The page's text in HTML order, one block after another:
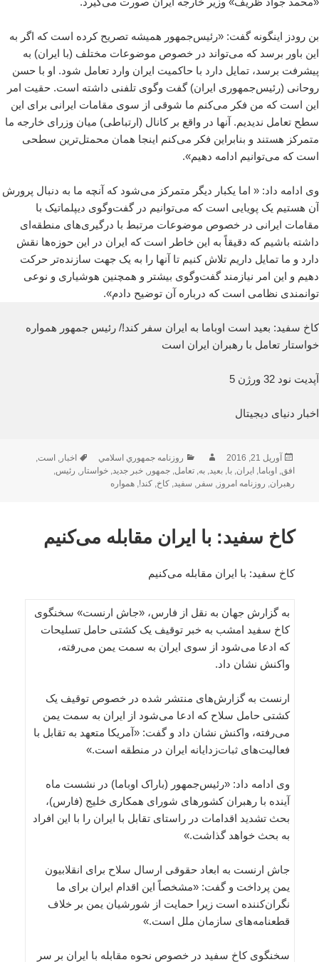
بن رودز اینگونه گفت: «رئیس‌جمهور همیشه تصریح کرده است که اگر به
این باور برسد که می‌تواند در خصوص موضوعات مختلف (با ایران) به
پیشرفت برسد، تمایل دارد با حاکمیت ایران وارد تعامل شود. او با حسن
روحانی (رئیس‌جمهوری ایران) گفت وگوی تلفنی داشته است. حقیت امر
این است که من فکر می‌کنم ما شوقی از سوی مقامات ایرانی برای این
سطح تعامل ندیدیم. آنها در واقع بر کانال (ارتباطی) میان وزرای خارجه ما
متمرکز هستند و بنابراین فکر می‌کنم اینجا همان محمتل‌ترین سطحی‌
است که می‌توانیم ادامه دهیم».
وی ادامه داد: « اما یکبار دیگر متمرکز می‌شود که آنچه ما به دنبال پرورش
آن هستیم یک پویایی است که می‌توانیم در گفت‌وگوی دیپلماتیک با
مقامات ایرانی در خصوص موضوعات مرتبط با درگیری‌های منطقه‌ای
داشته باشیم که دقیقاً به این خاطر است که ایران در این حوزه‌ها نقش
دارد و ما تمایل داریم تلاش کنیم تا آنها را به یک جهت سازنده‌تر حرکت
دهیم و این امر نیازمند گفت‌وگوی بیشتر و همچنین هوشیاری و نوعی
توانمندی نظامی است که درباره آن توضیح دادم».
کاخ سفید: بعید است اوباما به ایران سفر کند!/ رئیس جمهور همواره
خواستار تعامل با رهبران ایران است
آپدیت نود 32 ورژن 5
اخبار دنیای دیجیتال
ارسال
شده
در
آوریل 21, 2016 نویسندهدسته‌ها
روزنامه جمهوري اسلامي برچسب‌ها
اخبار, است,
افق, اوباما, ایران,با,بعید,به,تعامل,جمهور,خبر جدید,خواستار, رئیس,
رهبران, روزنامه امروز, سفر, سفید,کاخ,کند!,همواره
کاخ سفید: با ایران مقابله می‌کنیم
کاخ سفید: با ایران مقابله می‌کنیم
به گزارش جهان به نقل از فارس، «جاش ارنست» سخنگوی
کاخ سفید امشب به خبر توقیف یک کشتی حامل تسلیحات
که ادعا می‌شود از سوی ایران به سمت یمن می‌رفته،
واکنش نشان داد.
ارنست به گزارش‌های منتشر شده در خصوص توقیف یک
کشتی حامل سلاح که ادعا می‌شود از ایران به سمت یمن
می‌رفته، واکنش نشان داد و گفت: «آمریکا متعهد به تقابل با
فعالیت‌های ثبات‌زدایانه ایران در منطقه است.»
وی ادامه داد: «رئیس‌جمهور (باراک اوباما) در نشست ماه
آینده با رهبران کشورهای شورای همکاری خلیج (فارس)،
بحث تشدید اقدامات در راستای تقابل با ایران را با این افراد
به بحث خواهد گذاشت.»
جاش ارنست به ابعاد حقوقی ارسال سلاح برای انقلابیون
یمن پرداخت و گفت: «مشخصاً این اقدام ایران برای ما
نگران‌کننده است زیرا حمایت از شورشیان یمن بر خلاف
قطعنامه‌های سازمان ملل است.»
سخنگوی کاخ سفید در خصوص نحوه مقابله با ایران بر سر